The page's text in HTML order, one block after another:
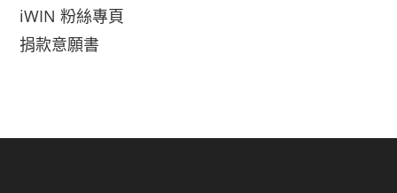
iWIN 粉絲專頁
捐款意願書